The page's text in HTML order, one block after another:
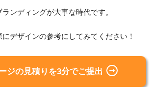
ンディングが大事な時代です。
デザインの参考にしてみてください！
ジの見積りを3分でご提出